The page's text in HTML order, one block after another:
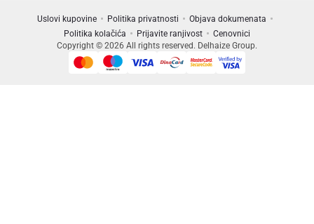
Uslovi kupovine Politika privatnosti
Objava dokumenata
Politika kolačića
Prijavite ranjivost
Cenovnici
Copyright © 2026 All rights reserved. Delhaize Group.